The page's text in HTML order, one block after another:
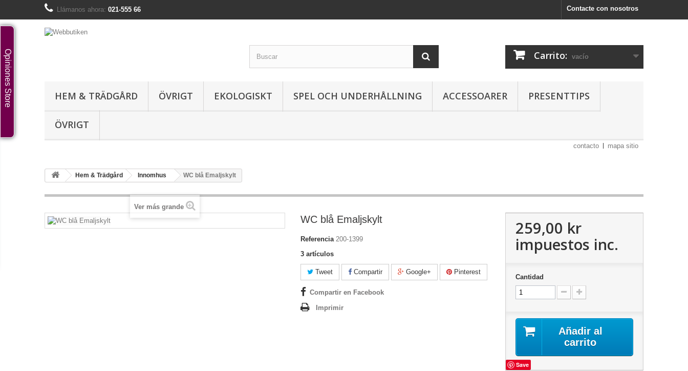
Contacte con nosotros
Llámanos ahora: 021-555 66
Carrito: vacío
HEM & TRÄDGÅRD ÖVRIGT EKOLOGISKT SPEL OCH UNDERHÅLLNING ACCESSOARER PRESENTTIPS
ÖVRIGT
contacto mapa sitio
Hem & Trädgård Innomhus WC blå Emaljskylt
Ver más grande
WC blå Emaljskylt
Referencia 200-1399
3 artículos
Tweet Compartir Google+ Pinterest
Compartir en Facebook
Imprimir
259,00 kr
impuestos inc.
Cantidad
Añadir al
carrito
Save
Opiniones Store